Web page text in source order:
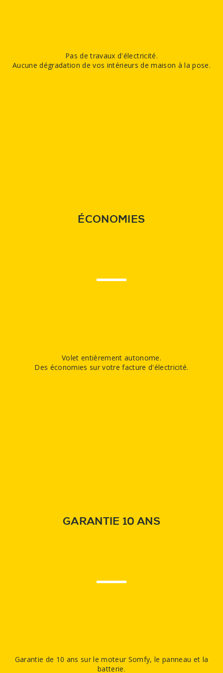
Pas de travaux d'électricité.
Aucune dégradation de vos intérieurs de maison à la pose.
ÉCONOMIES
Volet entièrement autonome.
Des économies sur votre facture d'électricité.
GARANTIE 10 ANS
Garantie de 10 ans sur le moteur Somfy, le panneau et la
batterie.